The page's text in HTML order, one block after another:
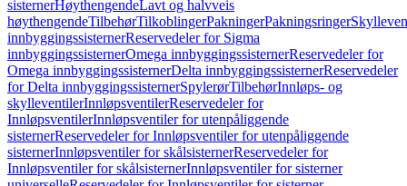
sisternerHøythengendeLavt og halvveis
høythengendeTilbehørTilkoblingerPakningerPakningsringer
innbyggingssisternerReservedeler for Sigma
innbyggingssisternerOmega innbyggingssisternerReservedeler for
Omega innbyggingssisternerDelta innbyggingssisternerReservedeler
for Delta innbyggingssisternerSpylerørTilbehørInnløps- og
skylleventilerInnløpsventilerReservedeler for
InnløpsventilerInnløpsventiler for utenpåliggende
sisternerReservedeler for Innløpsventiler for utenpåliggende
sisternerInnløpsventiler for skålsisternerReservedeler for
Innløpsventiler for skålsisternerInnløpsventiler for sisterner